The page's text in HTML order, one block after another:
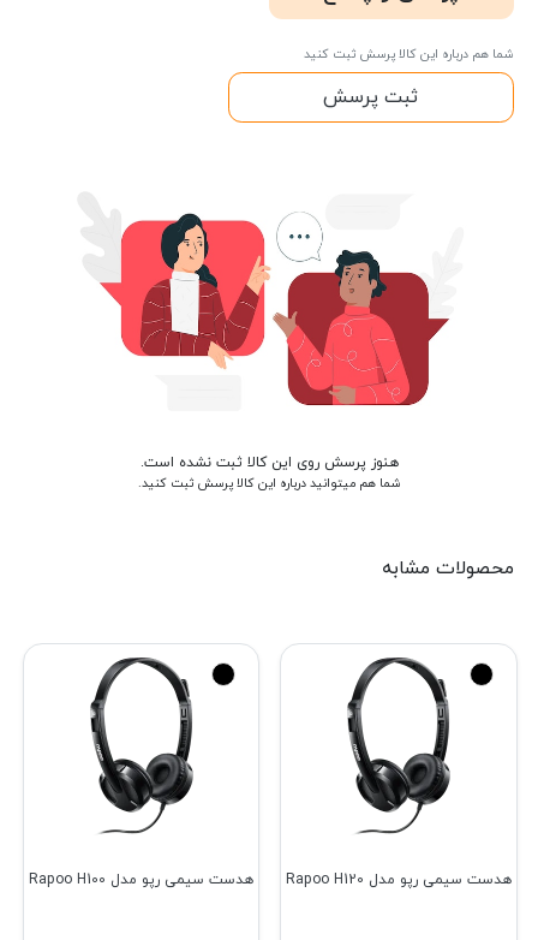
شما هم درباره این کالا پرسش ثبت کنید
ثبت پرسش
هنوز پرسش روی این کالا ثبت نشده است.
شما هم میتوانید درباره این کالا پرسش ثبت کنید.
محصولات مشابه
هدست سیمی رپو مدل Rapoo H100 هدست سیمی رپو مدل Rapoo H120